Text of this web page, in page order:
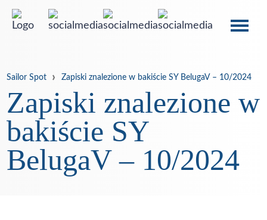
Sailor Spot Zapiski znalezione w bakiście SY BelugaV – 10/2024
Zapiski znalezione w
bakiście SY
BelugaV – 10/2024